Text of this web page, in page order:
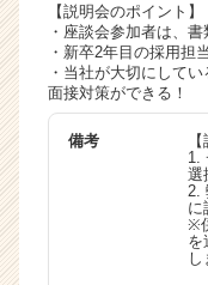
【説明会のポイント】
・座談会参加者は、書
・新卒2年目の採用担
・当社が大切にして
面接対策ができる！
備考
1.
選
2.
に
※
を
し